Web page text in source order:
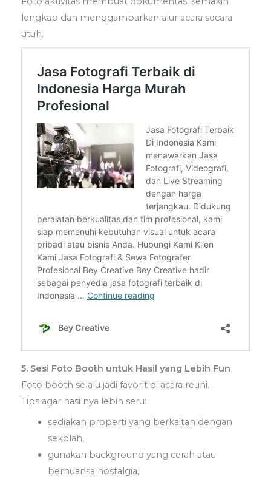
lengkap dan menggambarkan alur acara secara
utuh.
5. Sesi Foto Booth untuk Hasil yang Lebih Fun
Foto booth selalu jadi favorit di acara reuni.
Tips agar hasilnya lebih seru:
sediakan properti yang berkaitan dengan
sekolah,
gunakan background yang cerah atau
bernuansa nostalgia,